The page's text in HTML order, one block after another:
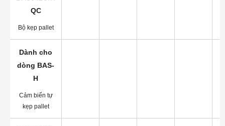
QC
Bộ kẹp pallet
Dành cho
dòng BAS-
H
Cảm biến tự
kẹp pallet